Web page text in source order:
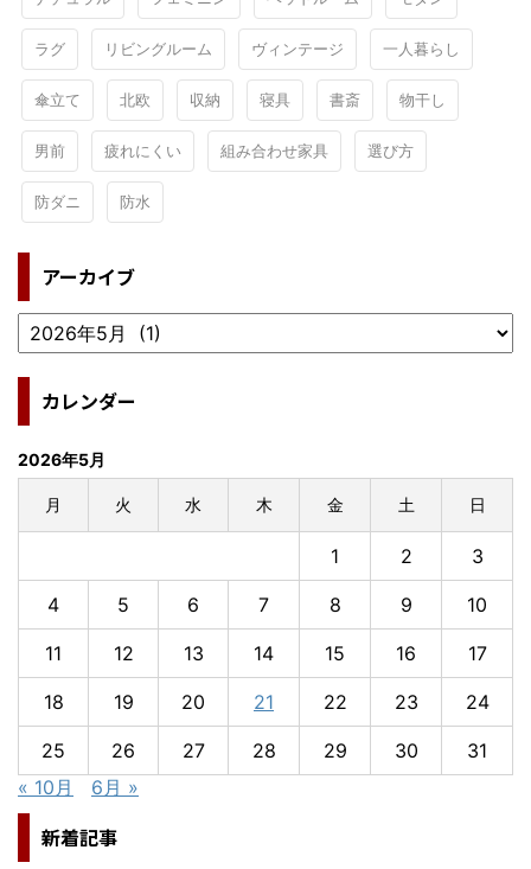
ラグ リビングルーム ヴィンテージ 一人暮らし
傘立て 北欧 収納 寝具 書斎 物干し
男前 疲れにくい 組み合わせ家具 選び方
防ダニ 防水
アーカイブ
カレンダー
2026年5月
月 火 水 木 金 土 日
1 2 3
4 5 6 7 8 9 10
11 12 13 14 15 16 17
18 19 20 21 22 23 24
25 26 27 28 29 30
31
« 10月
6月 »
新着記事